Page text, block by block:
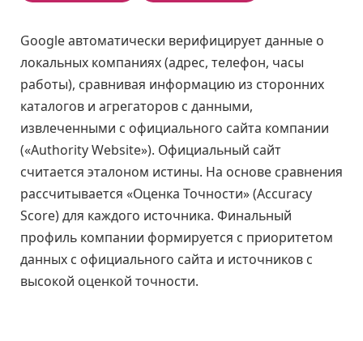
Google автоматически верифицирует данные о
локальных компаниях (адрес, телефон, часы
работы), сравнивая информацию из сторонних
каталогов и агрегаторов с данными,
извлеченными с официального сайта компании
(«Authority Website»). Официальный сайт
считается эталоном истины. На основе сравнения
рассчитывается «Оценка Точности» (Accuracy
Score) для каждого источника. Финальный
профиль компании формируется с приоритетом
данных с официального сайта и источников с
высокой оценкой точности.